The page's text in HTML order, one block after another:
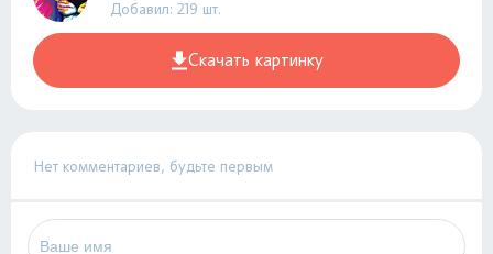
Добавил: 219 шт.
Скачать картинку
Нет комментариев, будьте первым